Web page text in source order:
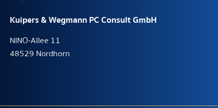
Kuipers & Wegmann PC Consult GmbH
NINO-Allee 11
48529 Nordhorn